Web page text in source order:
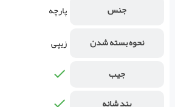
جنس
پارچه
نحوه بسته شدن
زیپی
جیب